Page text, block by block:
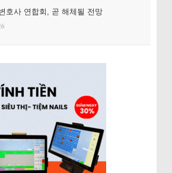
호사 연합회, 곧 해체될 전망